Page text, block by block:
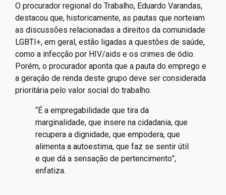
O procurador regional do Trabalho, Eduardo Varandas,
destacou que, historicamente, as pautas que norteiam
as discussões relacionadas a direitos da comunidade
LGBTI+, em geral, estão ligadas a questões de saúde,
como a infecção por HIV/aids e os crimes de ódio.
Porém, o procurador aponta que a pauta do emprego e
a geração de renda deste grupo deve ser considerada
prioritária pelo valor social do trabalho.
“É a empregabilidade que tira da
marginalidade, que insere na cidadania, que
recupera a dignidade, que empodera, que
alimenta a autoestima, que faz se sentir útil
e que dá a sensação de pertencimento”,
enfatiza.